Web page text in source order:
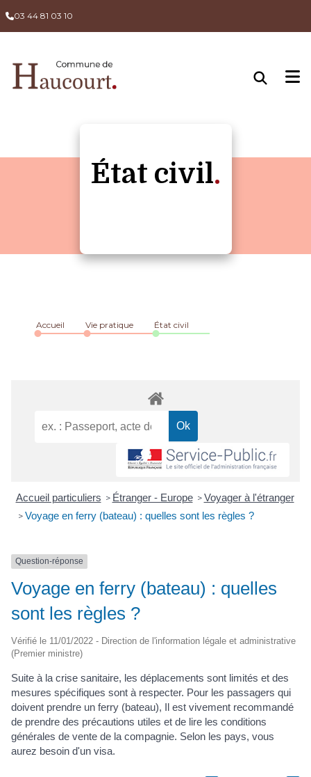
03 44 81 03 10
État civil
Accueil Vie pratique État civil
Accueil particuliers > Étranger - Europe > Voyager à l'étranger
> Voyage en ferry (bateau) : quelles sont les règles ?
Question-réponse
Voyage en ferry (bateau) : quelles
sont les règles ?
Vérifié le 11/01/2022 - Direction de l'information légale et administrative
(Premier ministre)
Suite à la crise sanitaire, les déplacements sont limités et des
mesures spécifiques sont à respecter. Pour les passagers qui
doivent prendre un ferry (bateau), Il est vivement recommandé
de prendre des précautions utiles et de lire les conditions
générales de vente de la compagnie. Selon les pays, vous
aurez besoin d'un visa.